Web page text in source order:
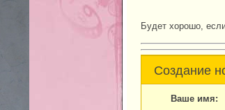
Будет хорошо,
Создание
Ваше имя: